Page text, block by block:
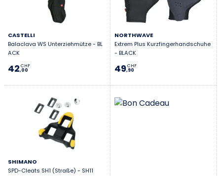
CASTELLI
Balaclava WS Unterziehmütze - BL
ACK
42,00
CHF
NORTHWAVE
Extrem Plus Kurzfingerhandschuhe
- BLACK
49,90
CHF
SHIMANO
SPD-Cleats SH1 (Straße) - SH11